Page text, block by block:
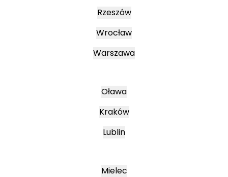
Rzeszów
Wrocław
Warszawa
Oława
Kraków
Lublin
Mielec